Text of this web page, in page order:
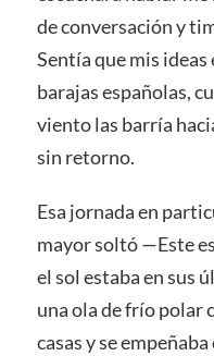
de conversación y
Sentía que mis
barajas españolas,
viento las barría
sin retorno.
Esa jornada en
mayor soltó —Este
el sol estaba en sus
una ola de frío polar
casas y se